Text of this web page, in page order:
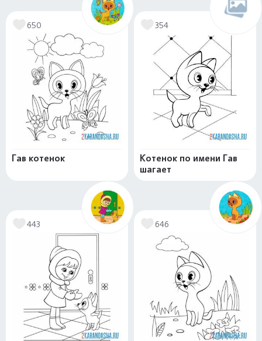
650
Гав котенок
354
Котенок по имени Гав
шагает
443 646